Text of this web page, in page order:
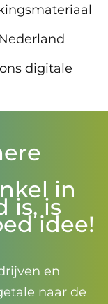
digitale
in
is, is
idee!
en
naar de